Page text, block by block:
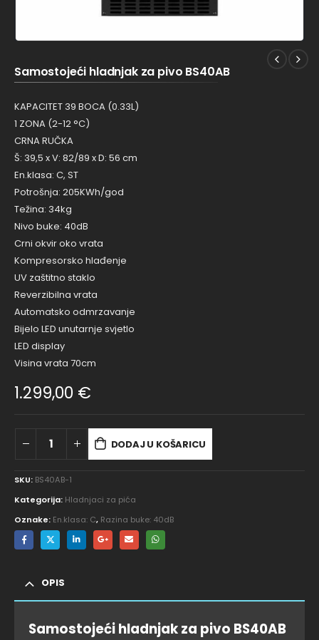
Samostojeći hladnjak za pivo BS40AB
KAPACITET 39 BOCA (0.33L)
1 ZONA (2-12 °C)
CRNA RUČKA
Š: 39,5 x V: 82/89 x D: 56 cm
En.klasa: C, ST
Potrošnja: 205KWh/god
Težina: 34kg
Nivo buke: 40dB
Crni okvir oko vrata
Kompresorsko hlađenje
UV zaštitno staklo
Reverzibilna vrata
Automatsko odmrzavanje
Bijelo LED unutarnje svjetlo
LED display
Visina vrata 70cm
1.299,00 €
DODAJ U KOŠARICU
SKU: BS40AB-1
Kategorija: Hladnjaci za pića
Oznake: En.klasa: C, Razina buke: 40dB
OPIS
Samostojeći hladnjak za pivo BS40AB